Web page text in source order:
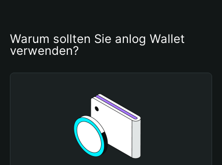
Warum sollten Sie anlog Wallet
verwenden?